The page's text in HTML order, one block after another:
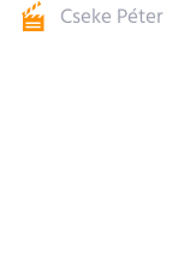
Cseke Péter